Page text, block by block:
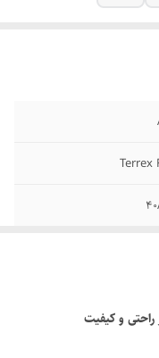
و کیفیت